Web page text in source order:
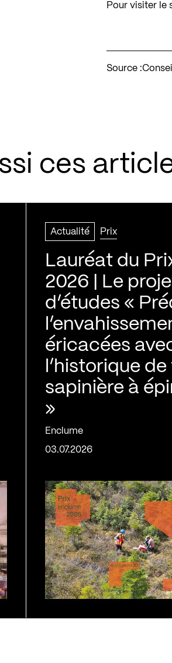
Pour visiter le
Source :
ces
Actualité Prix
Lauréat du
2026 | Le
d’études «
éricacées
l’historique
sapinière à
»
Enclume
03.07.2026